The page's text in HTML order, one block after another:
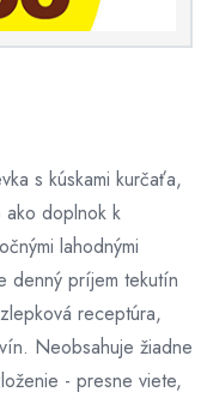
s kúskami kurčaťa,
ako doplnok k
lahodnými
denný príjem tekutín
receptúra,
Neobsahuje žiadne
- presne viete,